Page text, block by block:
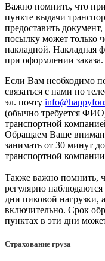
Важно помнить, что
пункте выдачи
предоставить
посылку может только
накладной. Накладная
при оформлении заказа.
Если Вам необходимо
связаться с нами по
эл. почту
(обычно требуется
транспортной
Обращаем Ваше
занимать от 30 минут
транспортной
Также важно помнить,
регулярно наблюдаются
дни пиковой нагрузки,
включительно. Срок
пунктах в эти дни
Страхование груза